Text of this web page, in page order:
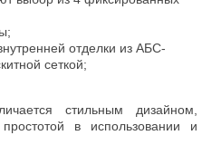
отделки из АБС-
сеткой;
стильным дизайном,
в использовании и